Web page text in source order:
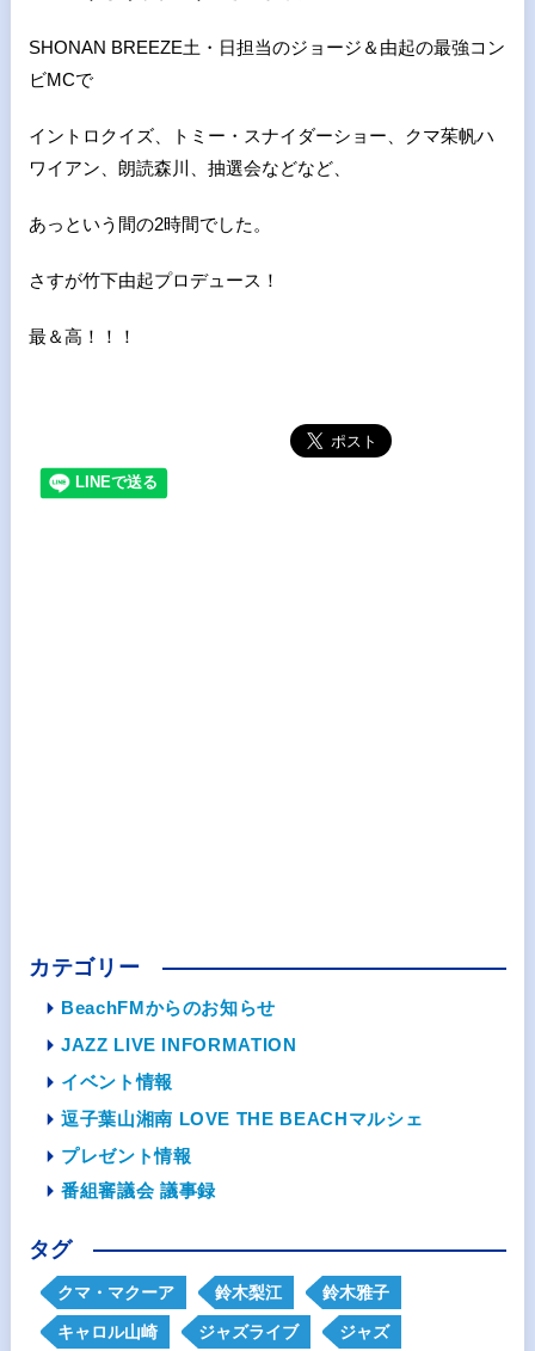
SHONAN BREEZE土・日担当のジョージ＆由起の最強コン
ビMCで
イントロクイズ、トミー・スナイダーショー、クマ茱帆ハ
ワイアン、朗読森川、抽選会などなど、
あっという間の2時間でした。
さすが竹下由起プロデュース！
最＆高！！！
カテゴリー
BeachFMからのお知らせ
JAZZ LIVE INFORMATION
イベント情報
逗子葉山湘南 LOVE THE BEACHマルシェ
プレゼント情報
番組審議会 議事録
タグ
クマ・マクーア 鈴木梨江 鈴木雅子
キャロル山崎 ジャズライブ ジャズ